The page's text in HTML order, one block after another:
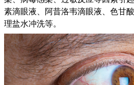
素滴眼液、阿昔洛韦滴眼液、色甘
理盐水冲洗等。